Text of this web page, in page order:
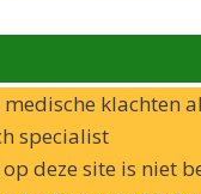
klachten
specialist
deze site is niet